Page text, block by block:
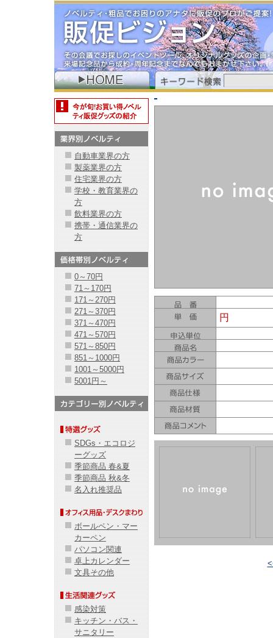
円
自動車業界の方
製薬業界の方
住宅業界の方
学校・教育業界の
方
飲料業界の方
携帯・通信業界の
方
0～70円
71～170円
171～270円
271～370円
371～470円
471～570円
571～850円
851～1000円
1001～5000円
5001円～
SDGs・エコロジ
ーグッズ
季節商品 春&夏
季節商品 秋&冬
名入れ推奨品
ボールペン・マー
カーペン
パソコン関連
卓上カレンダー
文具その他
感染対策
キッチン・バス・
サニタリー